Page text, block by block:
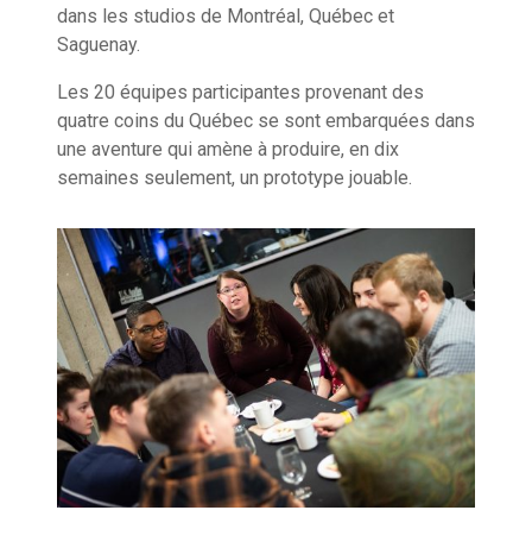
dans les studios de Montréal, Québec et
Saguenay.
Les 20 équipes participantes provenant des
quatre coins du Québec se sont embarquées dans
une aventure qui amène à produire, en dix
semaines seulement, un prototype jouable.